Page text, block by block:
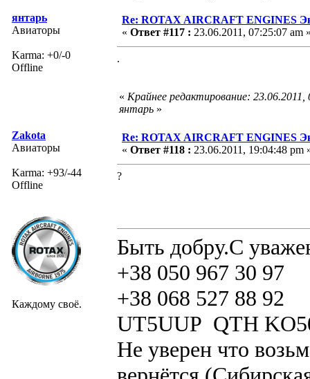
янтарь
Авиаторы
Karma: +0/-0
Offline
Re: ROTAX AIRCRAFT ENGINES
« Ответ #117 : 23.06.2011, 07:25:07 am
.
« Крайнее редактирование:
янтарь »
Zakota
Авиаторы
Karma: +93/-44
Offline
Каждому своё.
Re: ROTAX AIRCRAFT ENGINES
« Ответ #118 : 23.06.2011, 19:04:48 pm
?
Быть добру.С
+38 050 967 30 97
+38 068 527 88 92
UT5UUP QTH
Не уверен что